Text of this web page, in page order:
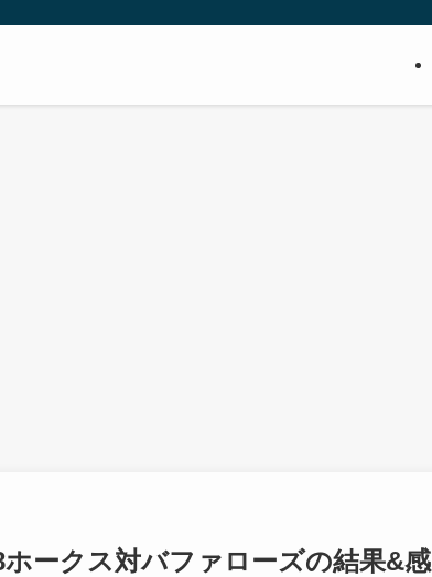
ホークス対バファローズの結果&感